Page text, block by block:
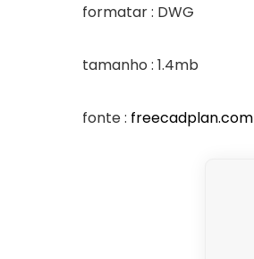
formatar : DWG
tamanho : 1.4mb
fonte : freecadplan.com